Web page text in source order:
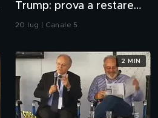
Trump: prova a restare
nella foto della Spagna
20 lug | Canale 5
2 MIN